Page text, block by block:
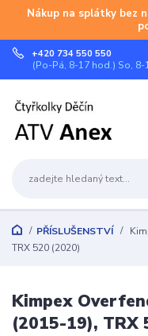
Nákup na splátky bez
+420 734 550 550
(Po-Pá, 8-17 hod.) So, 8-
PŘÍSLUŠENSTVÍ
TRX 520 (2020)
Kimpex
(2015-19), TRX